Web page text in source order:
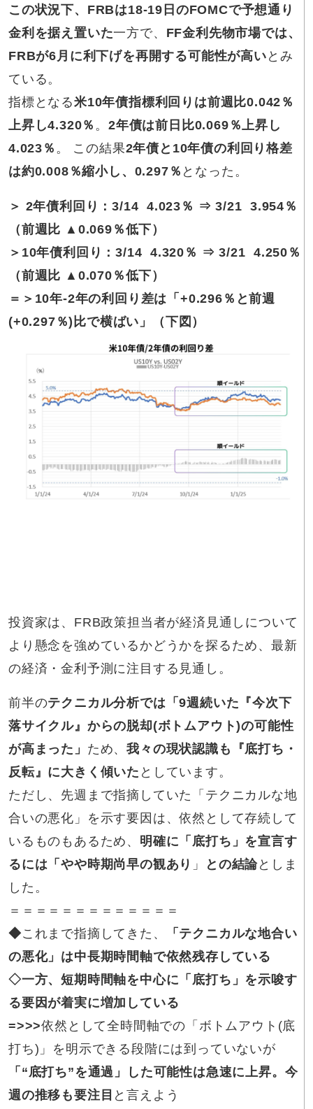
この状況下、FRBは18-19日のFOMCで予想通り
金利を据え置いた一方で、 FF金利先物市場では、
FRBが6月に利下げを再開する可能性が高い とみ
ている。
指標となる米10年債指標利回りは前週比0.042％
上昇し4.320％ 。2年債は前日比0.069％上昇し
4.023％ 。 この結果2年債と10年債の利回り格差
は約0.008％縮小し、0.297％ となった。
＞ 2年債利回り ：3/14 4.023％ ⇒ 3/21 3.954 ％
（前週比 ▲0.069％低下）
＞10年債利回り ：3/14 4.320％ ⇒3/21 4.250％
（前週比 ▲0.070％低下）
＝＞ 10年-2年の利回り差は「+0.296％と前週
(+0.297％)比で横ばい」（下図）
投資家は、FRB政策担当者が経済見通しについて
より懸念を強めているかどうかを探るため、最新
の経済・金利予測に注目する見通し。
前半のテクニカル分析では「9週続いた『今次下
落サイクル』からの脱却(ボトムアウト)の可能性
が高まった」 ため、我々の現状認識も『底打ち・
反転』に大きく傾いた としています。
ただし、先週まで指摘していた「テクニカルな地
合いの悪化」を示す要因は、依然として存続して
いるものもあるため、 明確に「底打ち」を宣言す
るには「やや時期尚早の観あり 」 との結論としま
した。
＝＝＝＝＝＝＝＝＝＝＝＝＝
◆これまで指摘してきた、
「テクニカルな地合い
の悪化」は中長期時間軸で依然残存している
◇一方、短期時間軸を中心に「底打ち」を示唆す
る要因が着実に増加している
=>>>依然として全時間軸での「ボトムアウト(底
打ち)」を明示できる段階には到っていないが
「“底打ち”を通過」した可能性は急速に上昇。今
週の推移も要注目 と言えよう